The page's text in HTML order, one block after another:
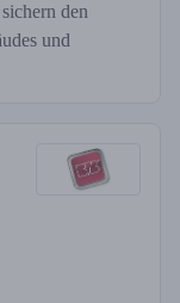
den
und